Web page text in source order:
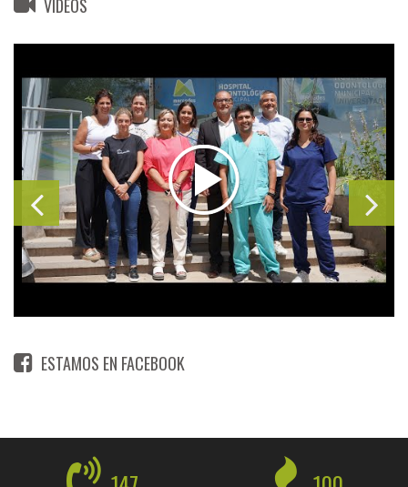
VIDEOS
ESTAMOS EN FACEBOOK